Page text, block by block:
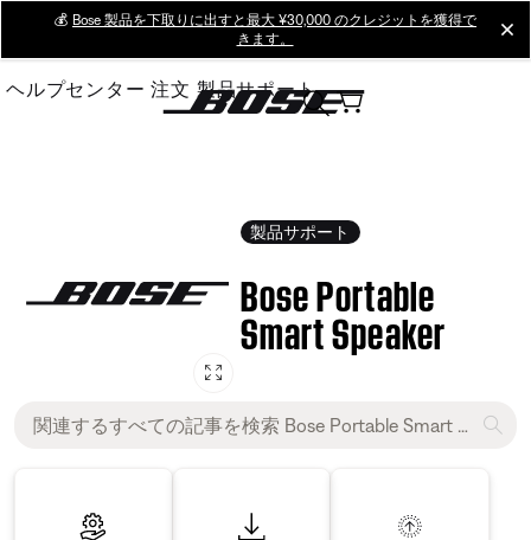
Main
💰 Bose 製品を下取りに出すと最大 ¥30,000 のクレジットを獲得で
きます。
ヘルプセンター 注文 製品サポート
製品サポート
Bose Portable
Smart Speaker